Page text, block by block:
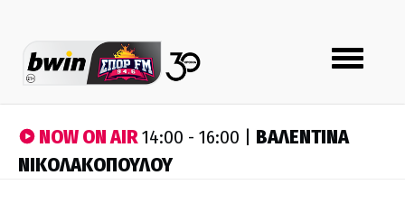
Toggle
navigation
NOW ON AIR14:00 - 16:00 | ΒΑΛΕΝΤΙΝΑ
ΝΙΚΟΛΑΚΟΠΟΥΛΟΥ